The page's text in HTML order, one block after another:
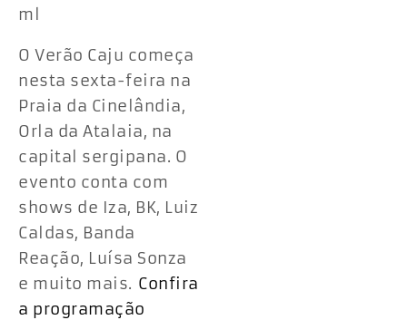
ml
O Verão Caju começa
nesta sexta-feira na
Praia da Cinelândia,
Orla da Atalaia, na
capital sergipana. O
evento conta com
shows de Iza, BK, Luiz
Caldas, Banda
Reação, Luísa Sonza
e muito mais. Confira
a programação